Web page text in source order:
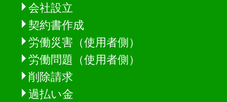
会社設立
契約書作成
労働災害（使用者側）
労働問題（使用者側）
削除請求
過払い金